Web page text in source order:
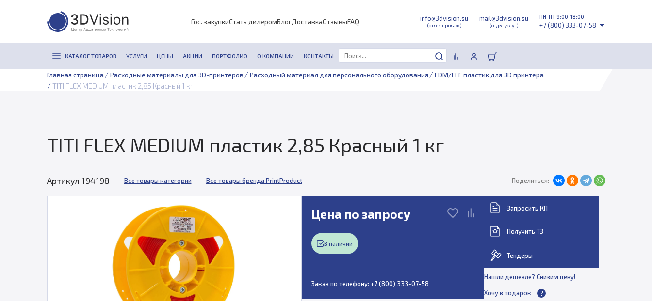
Гос. закупкиСтать дилеромБлогДоставкаОтзывыFAQ info@3dvision.su
(отдел продаж)
mail@3dvision.su
(отдел услуг)
ПН-ПТ 9:00-18:00
+7 (800) 333-07-58
КАТАЛОГ ТОВАРОВ УСЛУГИ ЦЕНЫ АКЦИИ ПОРТФОЛИО О КОМПАНИИ КОНТАКТЫ
Главная страница / Расходные материалы для 3D-принтеров / Расходный материал для персонального оборудования / FDM/FFF пластик для 3D принтера
/ TITI FLEX MEDIUM пластик 2,85 Красный 1 кг
TITI FLEX MEDIUM пластик 2,85 Красный 1 кг
Артикул 194198 Все товары категории Все товары бренда PrintProduct Поделиться:
Цена по запросу
В наличии
Заказ по телефону: +7 (800) 333-07-58
Запросить КП
Получить ТЗ
Тендеры
Нашли дешевле? Снизим цену!
Хочу в подарок